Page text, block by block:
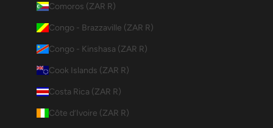
Comoros (ZAR R)
Congo - Brazzaville (ZAR R)
Congo - Kinshasa (ZAR R)
Cook Islands (ZAR R)
Costa Rica (ZAR R)
Côte d’Ivoire (ZAR R)